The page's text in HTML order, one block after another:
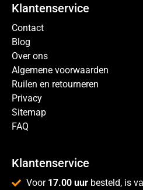
Klantenservice
Contact
Blog
Over ons
Algemene voorwaarden
Ruilen en retourneren
Privacy
Sitemap
FAQ
Klantenservice
Voor 17.00 uur besteld, is